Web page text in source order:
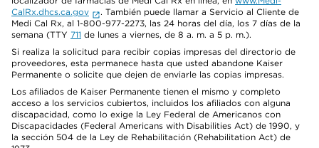
CalRx.dhcs.ca.gov
. También puede llamar a Servicio al Cliente de
Medi Cal Rx, al 1-800-977-2273, las 24 horas del día, los 7 días de la
semana (TTY 711 de lunes a viernes, de 8 a. m. a 5 p. m.).
Si realiza la solicitud para recibir copias impresas del directorio de
proveedores, esta permanece hasta que usted abandone Kaiser
Permanente o solicite que dejen de enviarle las copias impresas.
Los afiliados de Kaiser Permanente tienen el mismo y completo
acceso a los servicios cubiertos, incluidos los afiliados con alguna
discapacidad, como lo exige la Ley Federal de Americanos con
Discapacidades (Federal Americans with Disabilities Act) de 1990, y
la sección 504 de la Ley de Rehabilitación (Rehabilitation Act) de